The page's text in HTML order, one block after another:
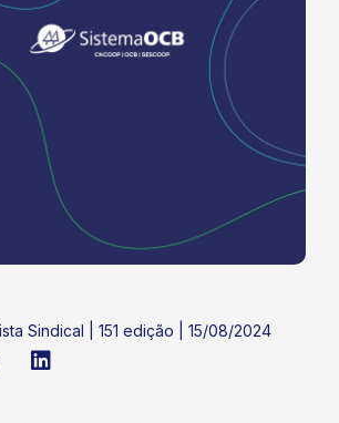
Sindical | 151 edição | 15/08/2024